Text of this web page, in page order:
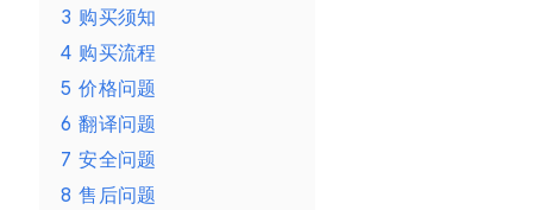
3 购买须知
4 购买流程
5 价格问题
6 翻译问题
7 安全问题
8 售后问题